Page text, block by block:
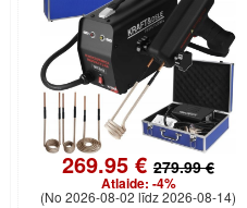
269.95 € 279.99 €
Atlaide: -4%
(No 2026-08-02 līdz 2026-08-14)